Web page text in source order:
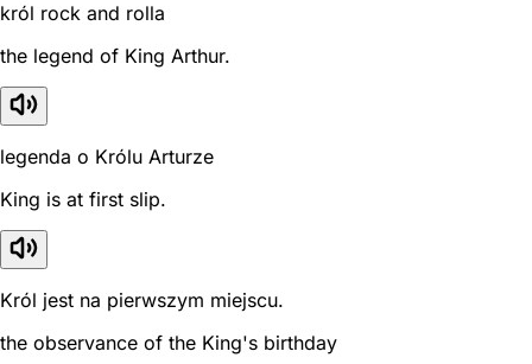
król rock and rolla
the legend of King Arthur.
legenda o Królu Arturze
King is at first slip.
Król jest na pierwszym miejscu.
the observance of the King's birthday